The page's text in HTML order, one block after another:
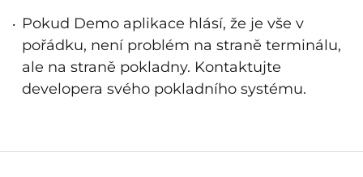
Pokud Demo aplikace hlásí, že je vše v
pořádku, není problém na straně terminálu,
ale na straně pokladny. Kontaktujte
developera svého pokladního systému.